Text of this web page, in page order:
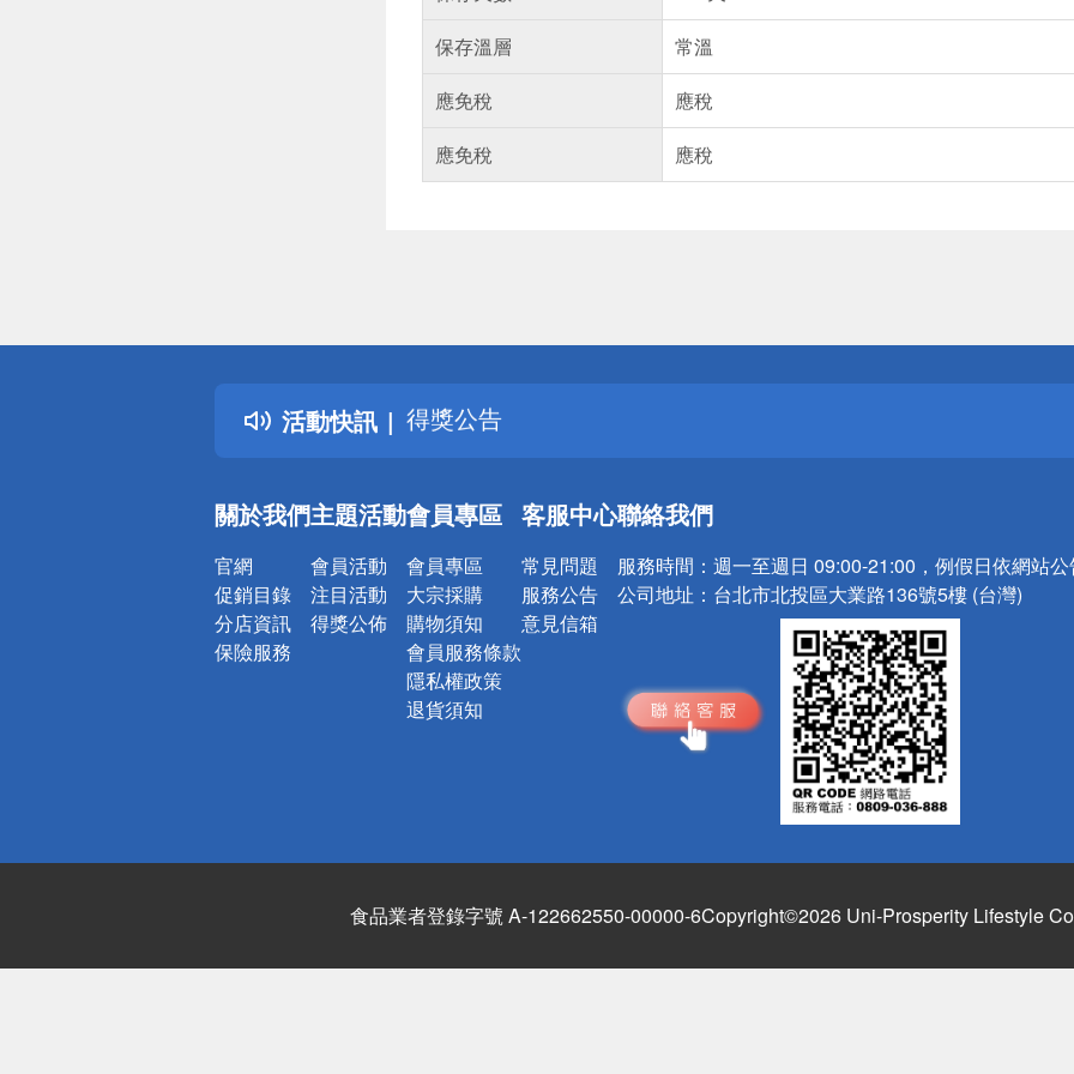
保存溫層
常溫
應免稅
應稅
應免稅
應稅
活動快訊
詐騙網頁！請小心！
得獎公告
熱門話題
銀行優惠
詐騙網頁！請小心！
關於我們
官網
促銷目錄
分店資訊
保險服務
主題活動
會員活動
注目活動
得獎公佈
會員專區
會員專區
大宗採購
購物須知
會員服務條款
隱私權政策
退貨須知
客服中心
常見問題
服務公告
意見信箱
聯絡我們
服務時間： 週一至週日 09:00-21:00，例假日依網站
公司地址： 台北市北投區大業路136號5樓 (台灣)
食品業者登錄字號 A-122662550-00000-6Copyright©2026 Uni-Prosperity Lifestyle